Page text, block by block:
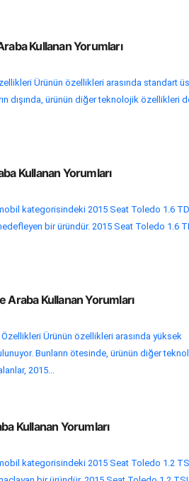
Kullanan Yorumları
Ürünün özellikleri arasında standart
dışında, ürünün diğer teknolojik özellikleri
Kullanan Yorumları
kategorisindeki 2015 Seat Toledo 1.6
bir üründür. 2015 Seat Toledo 1.6
Araba Kullanan Yorumları
Ürünün özellikleri arasında yüksek
Bunların ötesinde, ürünün diğer
2015...
Kullanan Yorumları
kategorisindeki 2015 Seat Toledo 1.2